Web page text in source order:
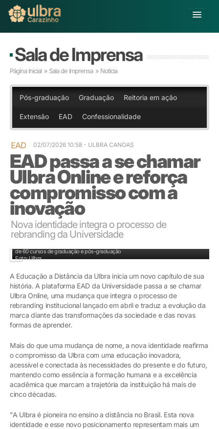
Buscar
Já sou Aluno
Matricule-se
Educação Básica
Graduação
Pós-graduação
Educação a Distância
Pesquisa
Extensão
Infraestrutura e Serviços
Sobre a ULBRA
Sala de Imprensa
Página Inicial » Sala de Imprensa » Notícia
Pós-graduação Graduação Reitoria em ação
Extensão EAD Confessionalidade
EAD 02/07/2026 10:58 - ULBRA CANOAS
EAD passa a se chamar
Ulbra Online e reforça
compromisso com a
inovação
Nova identidade integra o processo de
rebranding da Universidade
de 60 cursos de graduação e pós-graduação
Foto: Ulbra
A Educação a Distância da Ulbra inicia um novo capítulo de sua
história. A plataforma EAD da Universidade passa a se chamar
Ulbra Online, uma mudança que integra o processo de
rebranding institucional lançado em abril e traduz a evolução da
marca diante das transformações da sociedade e das novas
formas de aprender.
Mais do que uma mudança de nome, a nova identidade reafirma
o compromisso da Ulbra com uma educação inovadora,
acessível e conectada às necessidades do presente e do futuro,
mantendo como essência a formação humana e a excelência
acadêmica que marcam a trajetória da instituição há mais de
cinco décadas.
"A Ulbra é pioneira no ensino a distância no Brasil. Esta nova
identidade e esse novo posicionamento representam mais um